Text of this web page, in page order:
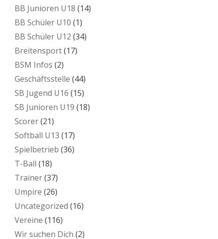
BB Junioren U18 (14)
BB Schüler U10 (1)
BB Schüler U12 (34)
Breitensport(17)
BSM Infos (2)
Geschäftsstelle (44)
SB Jugend U16 (15)
SB Junioren U19 (18)
Scorer(21)
Softball U13 (17)
Spielbetrieb (36)
T-Ball (18)
Trainer(37)
Umpire (26)
Uncategorized (16)
Vereine (116)
Wir suchen Dich (2)